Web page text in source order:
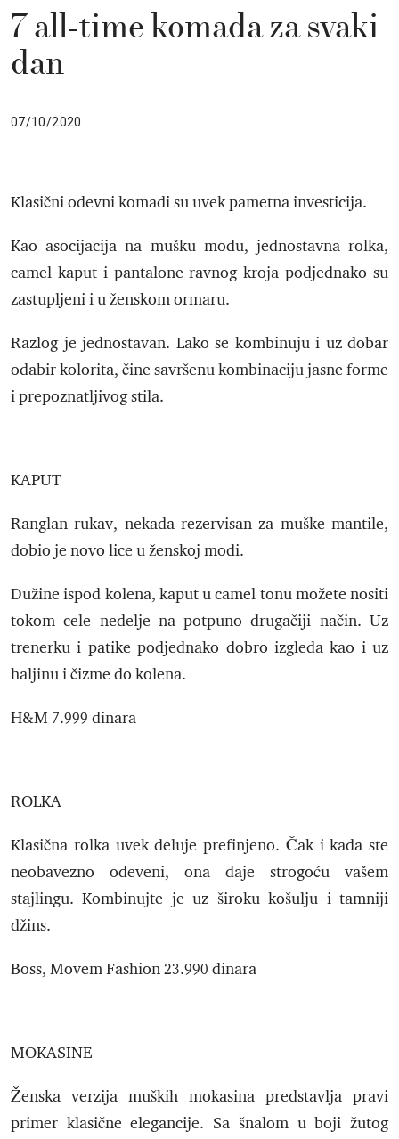
7 all-time komada za svaki
dan
07/10/2020
Klasični odevni komadi su uvek pametna investicija.
Kao asocijacija na mušku modu, jednostavna rolka,
camel kaput i pantalone ravnog kroja podjednako su
zastupljeni i u ženskom ormaru.
Razlog je jednostavan. Lako se kombinuju i uz dobar
odabir kolorita, čine savršenu kombinaciju jasne forme
i prepoznatljivog stila.
KAPUT
Ranglan rukav, nekada rezervisan za muške mantile,
dobio je novo lice u ženskoj modi.
Dužine ispod kolena, kaput u camel tonu možete nositi
tokom cele nedelje na potpuno drugačiji način. Uz
trenerku i patike podjednako dobro izgleda kao i uz
haljinu i čizme do kolena.
H&M 7.999 dinara
ROLKA
Klasična rolka uvek deluje prefinjeno. Čak i kada ste
neobavezno odeveni, ona daje strogoću vašem
stajlingu. Kombinujte je uz široku košulju i tamniji
džins.
Boss, Movem Fashion 23.990 dinara
MOKASINE
Ženska verzija muških mokasina predstavlja pravi
primer klasične elegancije. Sa šnalom u boji žutog